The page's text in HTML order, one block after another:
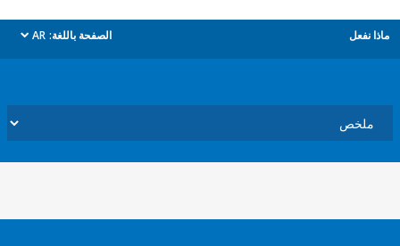
الصفحة باللغة: AR
dropdown